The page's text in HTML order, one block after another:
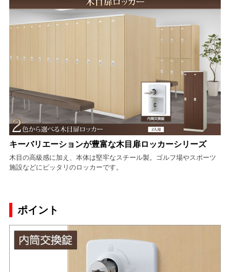
キーバリエーションが豊富な木目扉ロッカーシリーズ
木目の高級感に加え、本体は堅牢なスチール製。ゴルフ場やスポーツ
施設などにピッタリのロッカーです。
ポイント